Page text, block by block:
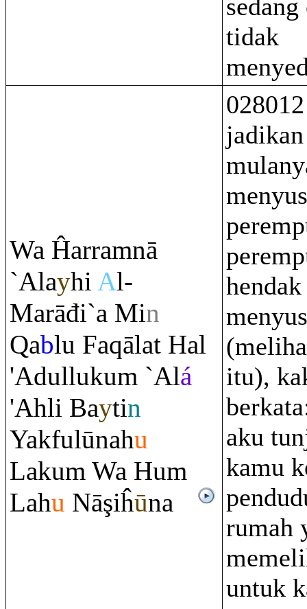
tidak
Wa Ĥarramnā
`Alayhi Al-
Marāđi`a Min
Qablu Faqālat Hal
'Adullukum `Alá
'Ahli Baytin
Yakfulūnahu
Lakum Wa Hum
Lahu Nāşiĥūna
hendak
itu),
aku
kamu
rumah
untuk